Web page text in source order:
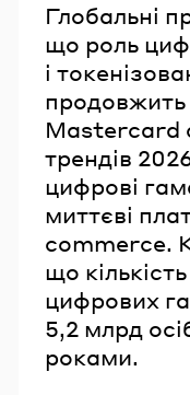
Глобальні
що роль
і
продовжить
Mastercard
трендів
цифрові
миттєві
commerce.
що
цифрових
5,2 млрд
роками.